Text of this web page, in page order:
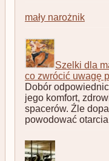
mały narożnik
Szelki dla
co zwrócić uwagę
Dobór
jego komfort,
spacerów. Źle
powodować